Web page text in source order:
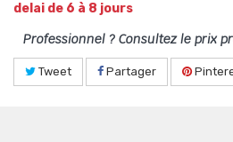
delai de 6 à 8 jours
Professionnel ? Consultez le prix
Tweet Partager